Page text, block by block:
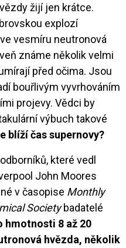
žijí jen krátce.
explozí
vesmíru neutronová
známe několik velmi
před očima. Jsou
bouřlivým vyvrhováním
projevy. Vědci by
výbuch takové
blíží čas supernovy?
které vedl
John Moores
v časopise Monthly
Societybadatelé
hmotnosti 8 až 20
hvězda, několik